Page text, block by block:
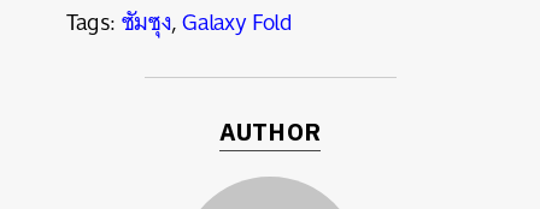
Tags:ซัมซุง,Galaxy Fold
AUTHOR